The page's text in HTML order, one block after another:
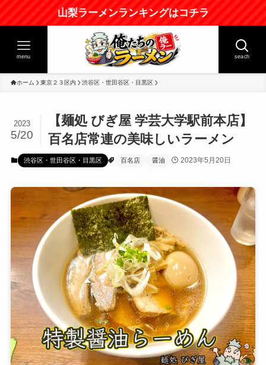
山梨ラーメンランキングはコチラ
seach
menu
ホーム 東京２３区内 渋谷区・世田谷区・目黒区
【麺処 びぎ屋 学芸大学駅前本店】
百名店常連の美味しいラーメン
2023
5/20
渋谷区・世田谷区・目黒区 百名店 醤油 2023年5月20日